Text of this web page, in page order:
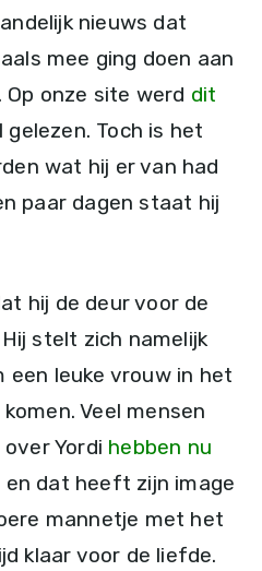
nieuws dat
mee ging doen aan
onze site werd dit
Toch is het
wat hij er van had
paar dagen staat hij
hij de deur voor de
stelt zich namelijk
een leuke vrouw in het
Veel mensen
Yordi hebben nu
en dat heeft zijn image
mannetje met het
klaar voor de liefde.